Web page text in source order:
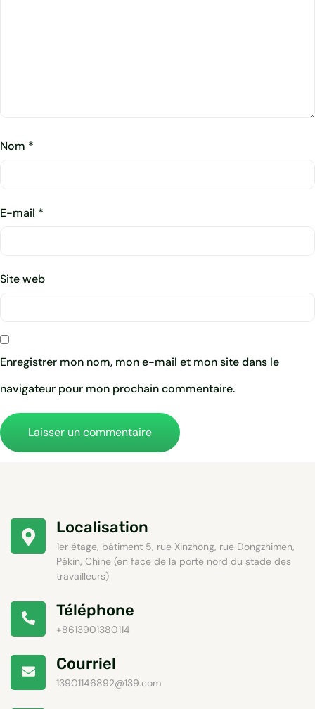
Nom *
E-mail *
Site web
Enregistrer mon nom, mon e-mail et mon site dans le
navigateur pour mon prochain commentaire.
Localisation
1er étage, bâtiment 5, rue Xinzhong, rue Dongzhimen,
Pékin, Chine (en face de la porte nord du stade des
travailleurs)
Téléphone
+8613901380114
Courriel
13901146892@139.com